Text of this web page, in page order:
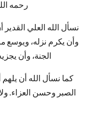
رحمه
نسأل الله العلي
وأن يكرم نزله،
الجنة، وأن
كما نسأل الله أن
الصبر وحسن العزاء. ولا